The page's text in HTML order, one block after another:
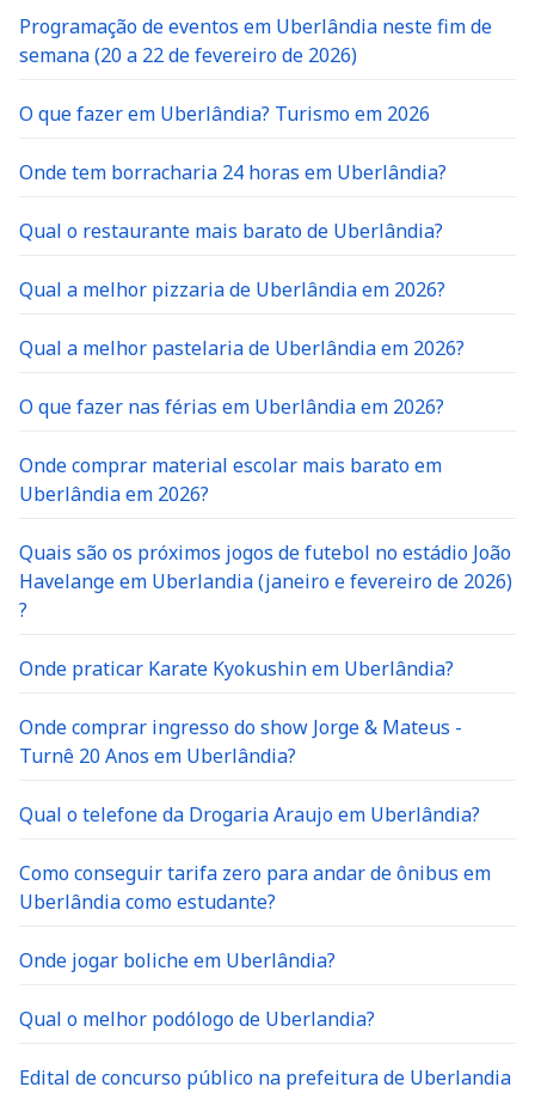
Programação de eventos em Uberlândia neste fim de
semana (20 a 22 de fevereiro de 2026)
O que fazer em Uberlândia? Turismo em 2026
Onde tem borracharia 24 horas em Uberlândia?
Qual o restaurante mais barato de Uberlândia?
Qual a melhor pizzaria de Uberlândia em 2026?
Qual a melhor pastelaria de Uberlândia em 2026?
O que fazer nas férias em Uberlândia em 2026?
Onde comprar material escolar mais barato em
Uberlândia em 2026?
Quais são os próximos jogos de futebol no estádio João
Havelange em Uberlandia (janeiro e fevereiro de 2026)
?
Onde praticar Karate Kyokushin em Uberlândia?
Onde comprar ingresso do show Jorge & Mateus -
Turnê 20 Anos em Uberlândia?
Qual o telefone da Drogaria Araujo em Uberlândia?
Como conseguir tarifa zero para andar de ônibus em
Uberlândia como estudante?
Onde jogar boliche em Uberlândia?
Qual o melhor podólogo de Uberlandia?
Edital de concurso público na prefeitura de Uberlandia